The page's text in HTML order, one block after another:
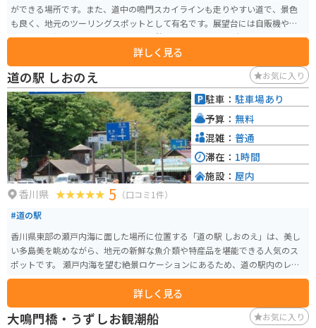
ができる場所です。また、道中の鳴門スカイラインも走りやすい道で、景色
も良く、地元のツーリングスポットとして有名です。展望台には自販機やト
イレ、望遠鏡、ベンチがあるので、休憩するのにも良い場所です。
詳しく見る
道の駅 しおのえ お気に入り
香川県 5 （口コミ1件）
#道の駅
香川県東部の瀬戸内海に面した場所に位置する「道の駅 しおのえ」は、美し
い多島美を眺めながら、地元の新鮮な魚介類や特産品を堪能できる人気のス
ポットです。 瀬戸内海を望む絶景ロケーションにあるため、道の駅内のレス
トランやカフェでは、美しい景色とともに食事を楽しむことができます。新
鮮な海の幸を使った海鮮丼や、地元産の野菜を使った料理などが人気です。
また、「しおのえ」という名前の通り、塩作りが盛んな地域であり、道の駅
では地元産の塩や、塩を使った様々な加工品が販売されています。お土産に
詳しく見る
駐車： 駐車場あり
予算： 無料
混雑： 普通
滞在： 1時間
施設： 屋内
大鳴門橋・うずしお観潮船 お気に入り